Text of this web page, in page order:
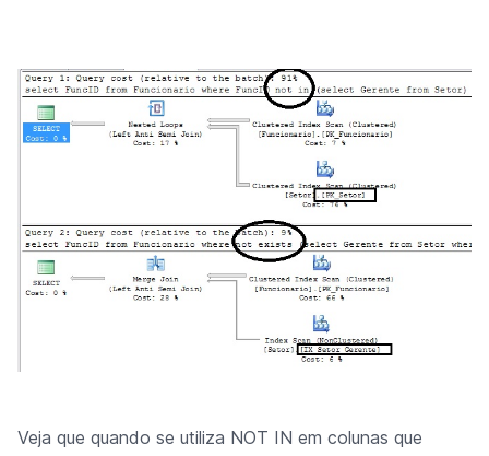
Veja que quando se utiliza NOT IN em colunas que